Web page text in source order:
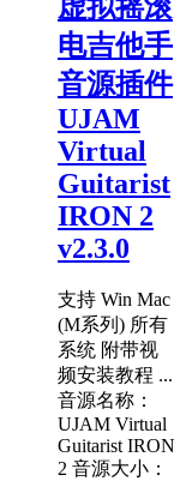
虚拟摇滚
电吉他手
音源插件
UJAM
Virtual
Guitarist
IRON 2
v2.3.0
支持 Win Mac
(M系列) 所有
系统 附带视
频安装教程 ...
音源名称：
UJAM Virtual
Guitarist IRON
2 音源大小：